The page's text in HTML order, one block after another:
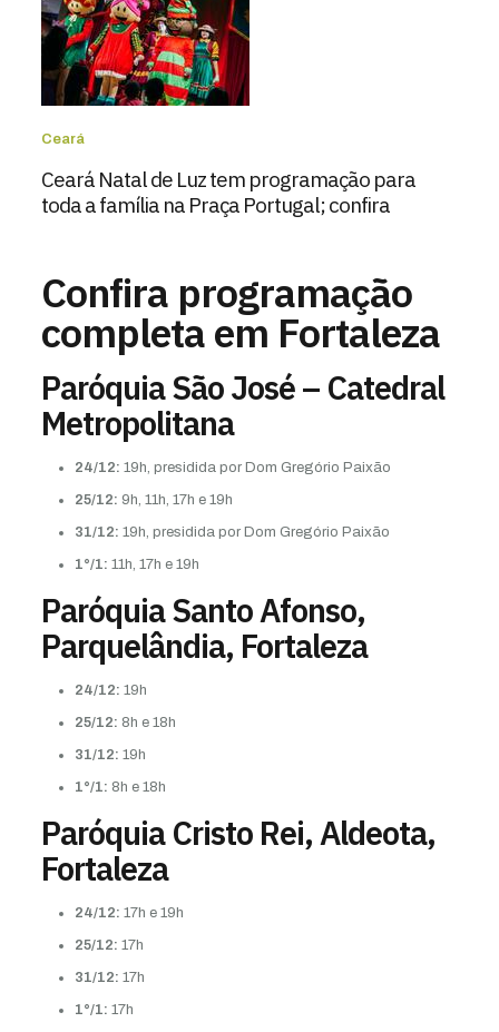
Ceará
Ceará Natal de Luz tem programação para
toda a família na Praça Portugal; confira
Confira programação
completa em Fortaleza
Paróquia São José – Catedral
Metropolitana
24/12: 19h, presidida por Dom Gregório Paixão
25/12: 9h, 11h, 17h e 19h
31/12: 19h, presidida por Dom Gregório Paixão
1°/1: 11h, 17h e 19h
Paróquia Santo Afonso,
Parquelândia, Fortaleza
24/12: 19h
25/12: 8h e 18h
31/12: 19h
1°/1: 8h e 18h
Paróquia Cristo Rei, Aldeota,
Fortaleza
24/12: 17h e 19h
25/12: 17h
31/12: 17h
1°/1: 17h